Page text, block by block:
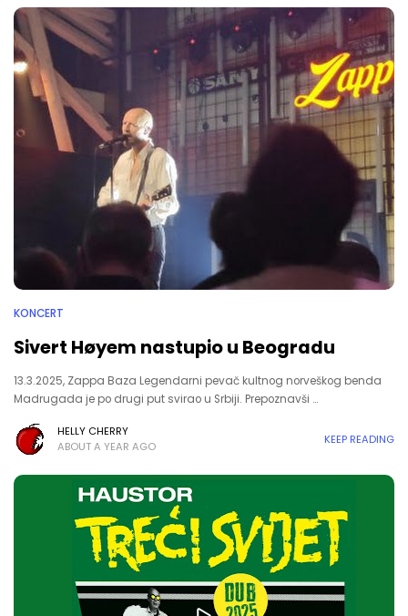
KONCERT
Sivert Høyem nastupio u Beogradu
13.3.2025, Zappa Baza Legendarni pevač kultnog norveškog benda
Madrugada je po drugi put svirao u Srbiji. Prepoznavši …
HELLY CHERRY
ABOUT A YEAR AGO
KEEP READING